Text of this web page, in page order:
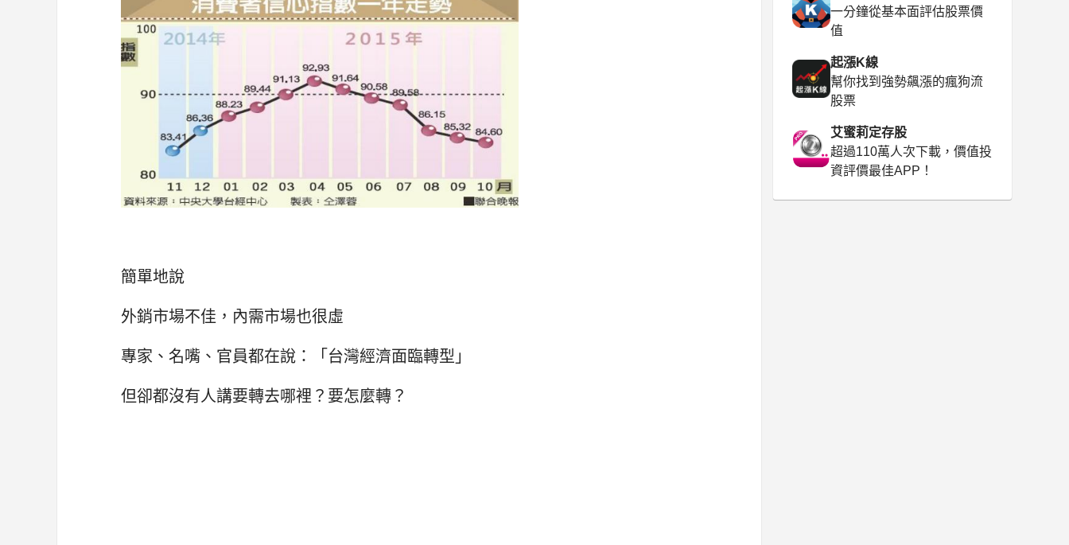
簡單地說
外銷市場不佳，內需市場也很虛
專家、名嘴、官員都在說：「台灣經濟面臨轉型」
但卻都沒有人講要轉去哪裡？要怎麼轉？
一分鐘從基本面評估股票價
值
起漲K線
幫你找到強勢飆漲的瘋狗流
股票
艾蜜莉定存股
超過110萬人次下載，價值投
資評價最佳APP！